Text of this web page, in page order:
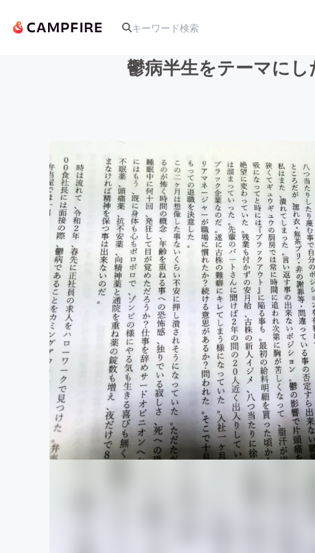
アート・写真
テクノロジー・ガジェット
映像・映画
ビジネス・起業
まちづくり・地域活性化
鬱病半生をテーマにし